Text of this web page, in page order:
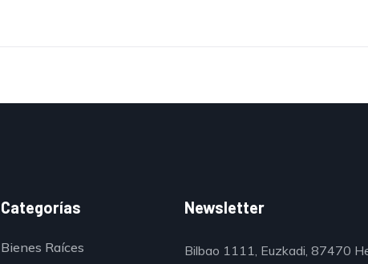
Categorías
Bienes Raíces
Newsletter
Bilbao 1111, Euzkadi, 87470